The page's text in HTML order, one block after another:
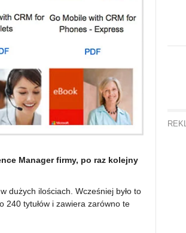
Manager firmy, po raz kolejny
dużych ilościach. Wcześniej było to
240 tytułów i zawiera zarówno te